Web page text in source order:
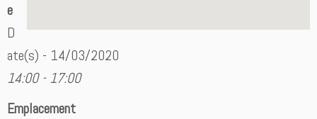
e
D
ate(s) - 14/03/2020
14:00 - 17:00
Emplacement